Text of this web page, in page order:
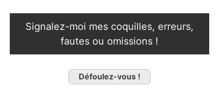
Signalez-moi mes coquilles, erreurs,
fautes ou omissions !
Défoulez-vous !